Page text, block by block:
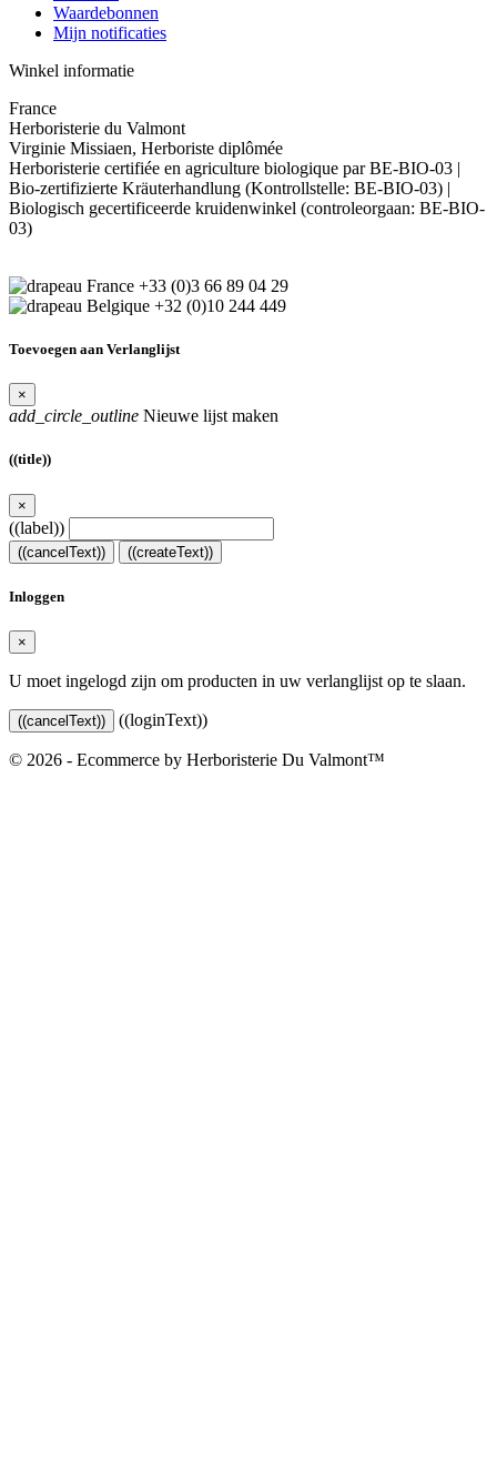
Waardebonnen
Mijn notificaties
Winkel informatie
France
Herboristerie du Valmont
Virginie Missiaen, Herboriste diplômée
Herboristerie certifiée en agriculture biologique par BE-BIO-03 |
Bio-zertifizierte Kräuterhandlung (Kontrollstelle: BE-BIO-03) |
Biologisch gecertificeerde kruidenwinkel (controleorgaan: BE-BIO-
03)
+33 (0)3 66 89 04 29
+32 (0)10 244 449
Toevoegen aan Verlanglijst
×
add_circle_outline Nieuwe lijst maken
((title))
×
((label))
((cancelText)) ((createText))
Inloggen
×
U moet ingelogd zijn om producten in uw verlanglijst op te slaan.
((cancelText)) ((loginText))
© 2026 - Ecommerce by Herboristerie Du Valmont™